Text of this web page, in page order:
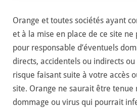
Orange et toutes sociétés ayant
et à la mise en place de ce site
pour responsable d’éventuels
directs, accidentels ou indirects
risque faisant suite à votre accès
site. Orange ne saurait être tenue
dommage ou virus qui pourrait